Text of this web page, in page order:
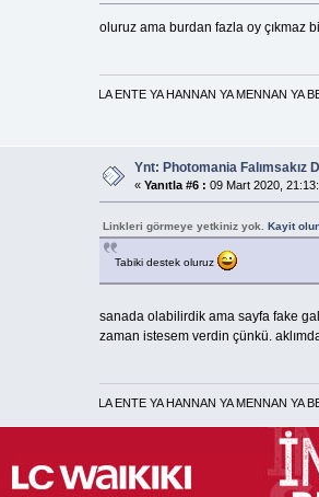
oluruz ama burdan fazla oy çıkmaz
İLLA ENTE YA HANNAN YA MENNAN YA BEDİAS
Ynt: Photomania Falımsakız
« Yanıtla #6 : 09 Mart 2020,
Linkleri görmeye yetkiniz yok. Kayit
Tabiki destek oluruz
sanada olabilirdik ama sayfa fake
zaman istesem verdin çünkü.
İLLA ENTE YA HANNAN YA MENNAN YA BEDİAS